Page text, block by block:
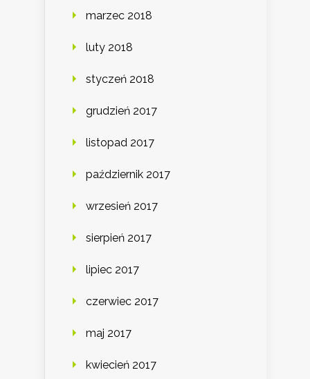
marzec 2018
luty 2018
styczeń 2018
grudzień 2017
listopad 2017
październik 2017
wrzesień 2017
sierpień 2017
lipiec 2017
czerwiec 2017
maj 2017
kwiecień 2017